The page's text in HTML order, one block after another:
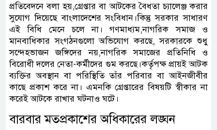
প্রতিবেদনে বলা হয়,গ্রেপ্তার বা আটকের বৈধতা চ্যালেঞ্জ করার
সুযোগ দিয়েছে বাংলাদেশের সংবিধান।কিন্তু সরকার সাধারণ
এই বিধি মেনে চলে না। গণমাধ্যম,নাগরিক সমাজ ও
মানবাধিকার সংগঠনগুলো অভিযোগ করছে, সরকারকে শুধু
সন্দেহভাজন জঙ্গিদের নয়,নাগরিক সমাজের প্রতিনিধি ও
বিরোধী দলের নেতা-কর্মীদের গুম করছে।কর্তৃপক্ষ প্রায়ই আটক
ব্যক্তির অবস্থান বা পরিস্থিতি তাঁর পরিবার বা আইনজীবীর
কাছে প্রকাশ করে না। এমনকি গ্রেপ্তারের বিষয়টি স্বীকার না
করেই আটকে রাখার ঘটনাও ঘটে।
বারবার মতপ্রকাশের অধিকারের লঙ্ঘন